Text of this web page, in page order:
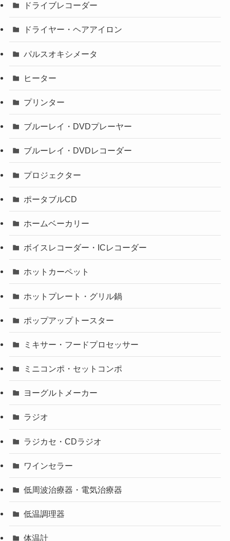
ドライブレコーダー
ドライヤー・ヘアアイロン
パルスオキシメータ
ヒーター
プリンター
ブルーレイ・DVDプレーヤー
ブルーレイ・DVDレコーダー
プロジェクター
ポータブルCD
ホームベーカリー
ボイスレコーダー・ICレコーダー
ホットカーペット
ホットプレート・グリル鍋
ポップアップトースター
ミキサー・フードプロセッサー
ミニコンポ・セットコンポ
ヨーグルトメーカー
ラジオ
ラジカセ・CDラジオ
ワインセラー
低周波治療器・電気治療器
低温調理器
体温計